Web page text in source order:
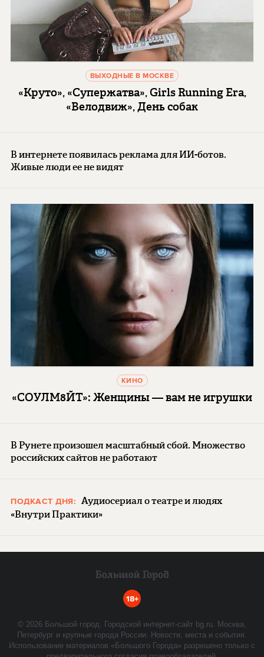
ВЫХОДНЫЕ В МОСКВЕ
«Круто», «Супержатва», Girls Running Era,
«Велодвиж», День собак
В интернете появилась реклама для ИИ-ботов.
Живые люди ее не видят
КИНО
«СОУЛМ8ЙТ»: Женщины — вам не игрушки
В Рунете произошел масштабный сбой. Множество
российских сайтов не работают
ПОДКАСТ ДНЯ: Аудиосериал о театре и людях
«Внутри Практики»
18+
© 2026 Большой город. Городской интернет-сайт bg.ru. Москва,
Петербург и крупные города России. Новости, места и события.
Использование материалов «Большого Города» разрешено только с